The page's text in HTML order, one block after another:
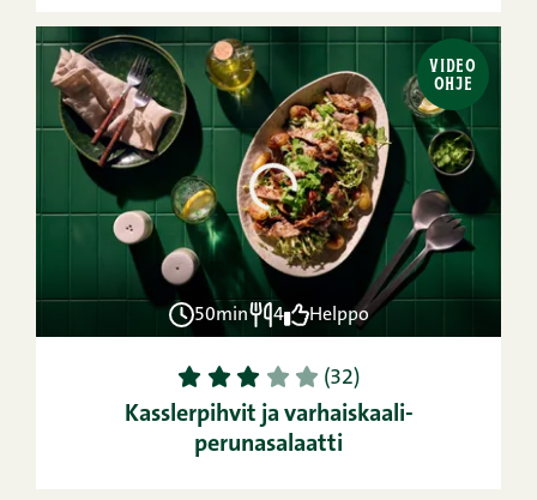
VIDEO
OHJE
50min 4 Helppo
1 2 3 4 5 (32)
Kasslerpihvit ja varhaiskaali-
perunasalaatti